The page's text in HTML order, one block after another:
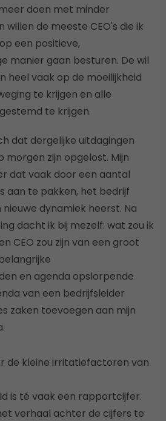
doen met minder
willen de meeste CEO's die ik
een positieve,
manier gaan besturen. De wil
heel vaak op de moeilijkheid
te krijgen en alle
te krijgen.
dat dergelijke uitdagingen
morgen zijn opgelost. Mijn
dat vaak door een aantal
aan te pakken, het bedrijf
dynamiek heerst. Na
dacht ik bij mezelf: wat zou ik
CEO zou zijn van een groot
en agenda opslorpende
van een bedrijfsleider
zaken toevoegen aan mijn
de kleine irritatiefactoren van
is té vaak een rapportcijfer.
verhaal achter de cijfers te